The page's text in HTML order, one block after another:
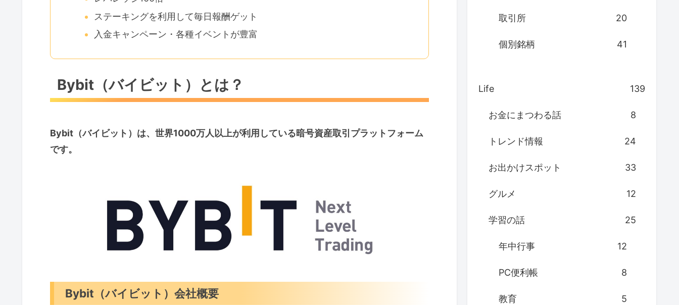
ステーキングを利用して毎日報酬ゲット
入金キャンペーン・各種イベントが豊富
Bybit（バイビット）とは？
Bybit（バイビット）は、世界1000万人以上が利用している暗号資産取引プラットフォーム
です。
Bybit（バイビット）会社概要
取引所 20
個別銘柄 41
Life 139
お金にまつわる話 8
トレンド情報 24
お出かけスポット 33
グルメ 12
学習の話 25
年中行事 12
PC便利帳 8
教育 5